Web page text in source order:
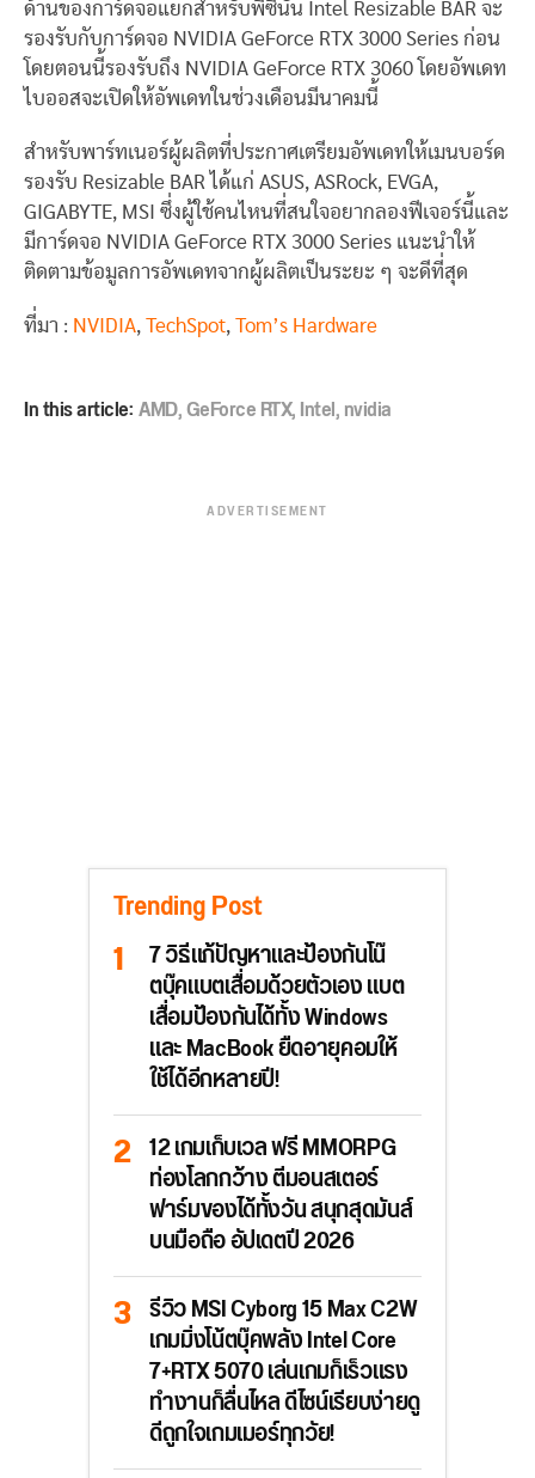
ด้านของการ์ดจอแยกสำหรับพีซีนั้น Intel Resizable BAR จะ
รองรับกับการ์ดจอ NVIDIA GeForce RTX 3000 Series ก่อน
โดยตอนนี้รองรับถึง NVIDIA GeForce RTX 3060 โดยอัพเดท
ไบออสจะเปิดให้อัพเดทในช่วงเดือนมีนาคมนี้
สำหรับพาร์ทเนอร์ผู้ผลิตที่ประกาศเตรียมอัพเดทให้เมนบอร์ด
รองรับ Resizable BAR ได้แก่ ASUS, ASRock, EVGA,
GIGABYTE, MSI ซึ่งผู้ใช้คนไหนที่สนใจอยากลองฟีเจอร์นี้และ
มีการ์ดจอ NVIDIA GeForce RTX 3000 Series แนะนำให้
ติดตามข้อมูลการอัพเดทจากผู้ผลิตเป็นระยะ ๆ จะดีที่สุด
ที่มา : NVIDIA, TechSpot, Tom’s Hardware
In this article:AMD,GeForce RTX,Intel,nvidia
ADVERTISEMENT
Trending Post
7 วิธีแก้ปัญหาและป้องกันโน๊
ตบุ๊คแบตเสื่อมด้วยตัวเอง แบต
เสื่อมป้องกันได้ทั้ง Windows
และ MacBook ยืดอายุคอมให้
ใช้ได้อีกหลายปี!
12 เกมเก็บเวล ฟรี MMORPG
ท่องโลกกว้าง ตีมอนสเตอร์
ฟาร์มของได้ทั้งวัน สนุกสุดมันส์
บนมือถือ อัปเดตปี 2026
รีวิว MSI Cyborg 15 Max C2W
เกมมิ่งโน้ตบุ๊คพลัง Intel Core
7+RTX 5070 เล่นเกมก็เร็วแรง
ทำงานก็ลื่นไหล ดีไซน์เรียบง่ายดู
ดีถูกใจเกมเมอร์ทุกวัย!